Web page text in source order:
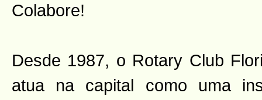
Colabore!
Desde 1987, o Rotary Club
atua na capital como uma